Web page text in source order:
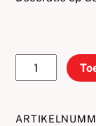
Paw
patrol
aantal